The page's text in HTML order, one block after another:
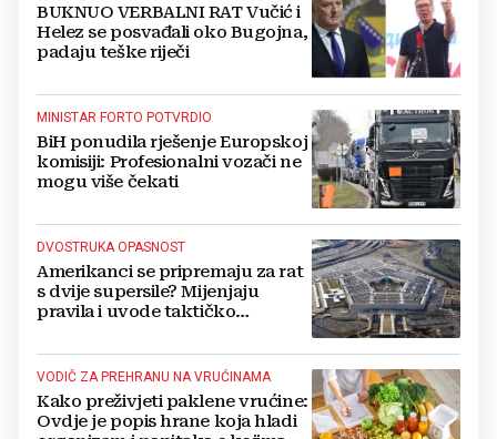
BUKNUO VERBALNI RAT Vučić i
Helez se posvađali oko Bugojna,
padaju teške riječi
MINISTAR FORTO POTVRDIO
BiH ponudila rješenje Europskoj
komisiji: Profesionalni vozači ne
mogu više čekati
DVOSTRUKA OPASNOST
Amerikanci se pripremaju za rat
s dvije supersile? Mijenjaju
pravila i uvode taktičko
VODIČ ZA PREHRANU NA VRUĆINAMA
Kako preživjeti paklene vrućine:
Ovdje je popis hrane koja hladi